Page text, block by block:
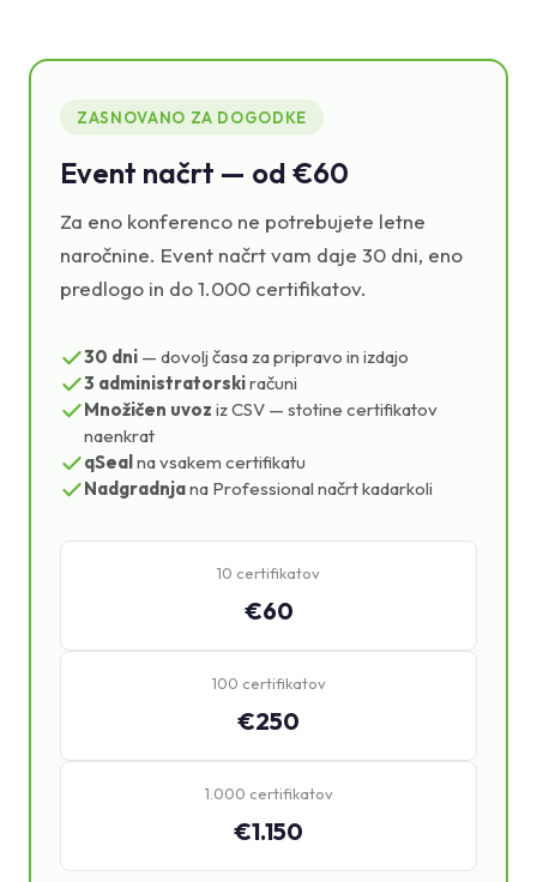
ZASNOVANO ZA DOGODKE
Event načrt — od €60
Za eno konferenco ne potrebujete letne
naročnine. Event načrt vam daje 30 dni, eno
predlogo in do 1.000 certifikatov.
30 dni — dovolj časa za pripravo in izdajo
3 administratorskiračuni
Množičen uvoz iz CSV — stotine certifikatov
naenkrat
qSealna vsakem certifikatu
Nadgradnjana Professional načrt kadarkoli
10 certifikatov
€60
100 certifikatov
€250
1.000 certifikatov
€1.150